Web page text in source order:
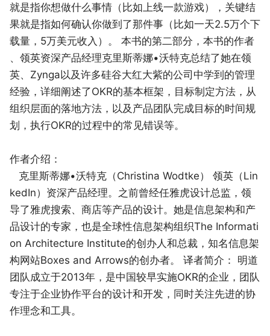
就是指你想做什么事情（比如上线一款游戏），关键结
果就是指如何确认你做到了那件事（比如一天2.5万个下
载量，5万美元收入）。 本书的第二部分，本书的作者
、领英资深产品经理克里斯蒂娜•沃特克总结了她在领
英、Zynga以及许多硅谷大红大紫的公司中学到的管理
经验，详细阐述了OKR的基本框架，目标制定方法，从
组织层面的落地方法，以及产品团队完成目标的时间规
划，执行OKR的过程中的常见错误等。
作者介绍：
克里斯蒂娜•沃特克（Christina Wodtke） 领英（Lin
kedIn）资深产品经理。之前曾经任雅虎设计总监，领
导了雅虎搜索、商店等产品的设计。她是信息架构和产
品设计的专家，也是全球性信息架构组织The Informati
on Architecture Institute的创办人和总裁，知名信息架
构网站Boxes and Arrows的创办者。 译者简介： 明道
团队成立于2013年，是中国较早实施OKR的企业，团队
专注于企业协作平台的设计和开发，同时关注先进的协
作理念和工具。